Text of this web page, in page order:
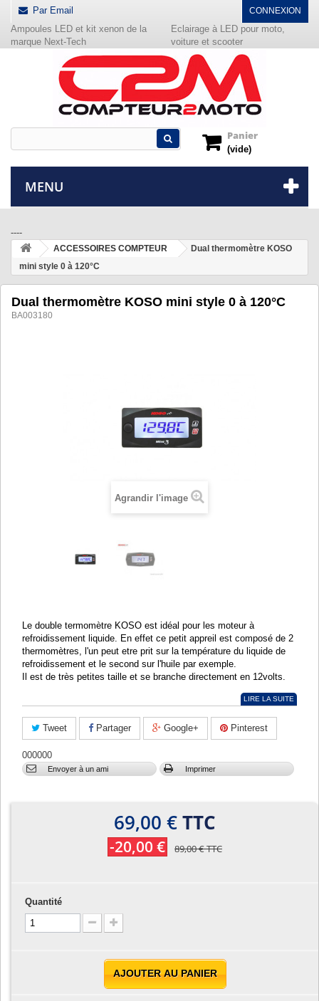
CONNEXION
Par Email
Ampoules LED et kit xenon de la
marque Next-Tech
Eclairage à LED pour moto,
voiture et scooter
Panier
(vide)
MENU
----
ACCESSOIRES COMPTEUR
Dual thermomètre KOSO
mini style 0 à 120°C
Dual thermomètre KOSO mini style 0 à 120°C
BA003180
Agrandir l'image
Le double termomètre KOSO est idéal pour les moteur à
refroidissement liquide. En effet ce petit appreil est composé de 2
thermomètres, l'un peut etre prit sur la température du liquide de
refroidissement et le second sur l'huile par exemple.
Il est de très petites taille et se branche directement en 12volts.
LIRE LA SUITE
Tweet Partager Google+ Pinterest
000000
Envoyer à un ami Imprimer
69,00 €TTC
-20,00 € 89,00 €TTC
Quantité
AJOUTER AU PANIER